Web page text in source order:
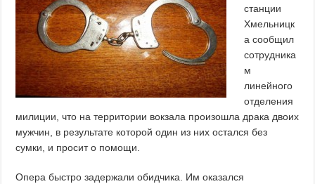
станции
Хмельницк
а сообщил
сотрудника
м
линейного
отделения
милиции, что на территории вокзала произошла драка двоих
мужчин, в результате которой один из них остался без
сумки, и просит о помощи.
Опера быстро задержали обидчика. Им оказался